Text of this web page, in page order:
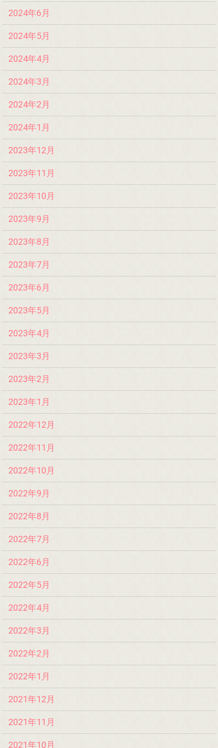
2024年6月
2024年5月
2024年4月
2024年3月
2024年2月
2024年1月
2023年12月
2023年11月
2023年10月
2023年9月
2023年8月
2023年7月
2023年6月
2023年5月
2023年4月
2023年3月
2023年2月
2023年1月
2022年12月
2022年11月
2022年10月
2022年9月
2022年8月
2022年7月
2022年6月
2022年5月
2022年4月
2022年3月
2022年2月
2022年1月
2021年12月
2021年11月
2021年10月